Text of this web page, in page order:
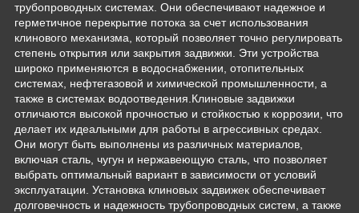
трубопроводных системах. Они обеспечивают надежное и
герметичное перекрытие потока за счет использования
клинового механизма, который позволяет точно регулировать
степень открытия или закрытия задвижки. Эти устройства
широко применяются в водоснабжении, отопительных
системах, нефтегазовой и химической промышленности, а
также в системах водоотведения.Клиновые задвижки
отличаются высокой прочностью и стойкостью к коррозии, что
делает их идеальными для работы в агрессивных средах.
Они могут быть выполнены из различных материалов,
включая сталь, чугун и нержавеющую сталь, что позволяет
выбрать оптимальный вариант в зависимости от условий
эксплуатации. Установка клиновых задвижек обеспечивает
долговечность и надежность трубопроводных систем, а также